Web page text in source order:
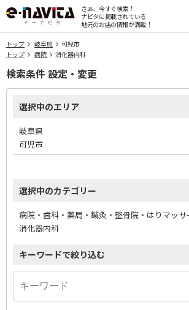
さぁ、今すぐ検索！
ナビタに掲載されている
地元のお店の情報が満載！
トップ 岐阜県
可児市
トップ
病院 消化器内科
検索条件 設定・変更
選択中のエリア
岐阜県
可児市
選択中のカテゴリー
病院・歯科・薬局・鍼灸・整骨院・はりマッ
消化器内科
キーワードで絞り込む